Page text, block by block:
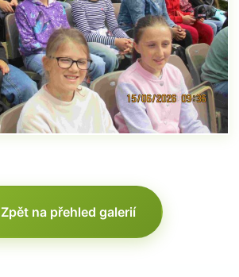
Zpět na přehled galerií